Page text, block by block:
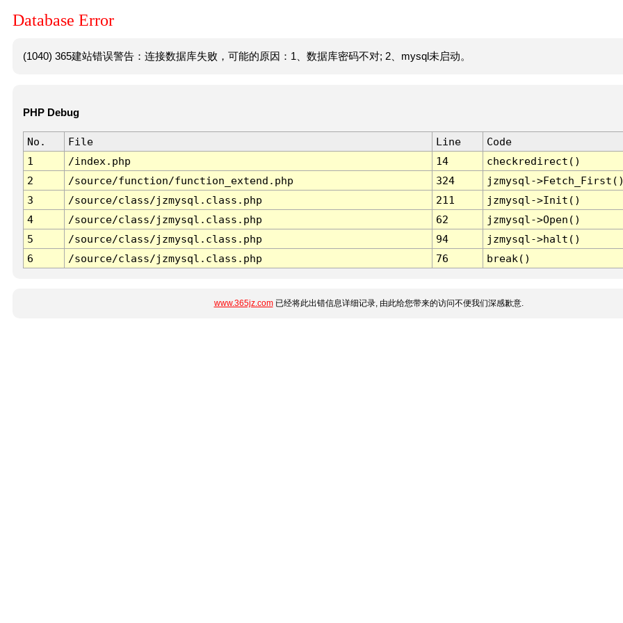
Database Error
(1040) 365建站错误警告：连接数据库失败，可能的原因：1、数据库密码不对; 2、mysql未启动。
PHP Debug
No. File Line
Code
1
/index.php 14
checkredirect()
2
/source/function/function_extend.php 324
jzmysql-
3
/source/class/jzmysql.class.php 211
jzmysql->Init()
4
/source/class/jzmysql.class.php 62
jzmysql->Open()
5
/source/class/jzmysql.class.php 94
jzmysql->halt()
6
/source/class/jzmysql.class.php 76 break()
www.365jz.com已经将此出错信息详细记录, 由此给您带来的访问不便我们深感歉意.